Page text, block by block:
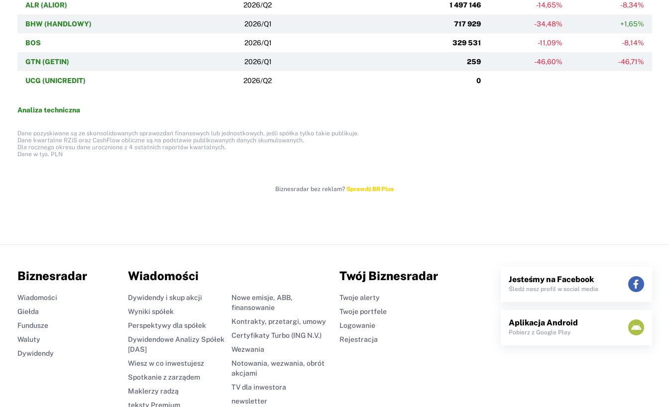
ALR (ALIOR) 2026/Q2 1 497 146 -14,65% -8,34%
BHW (HANDLOWY) 2026/Q1 717 929 -34,48% +1,65%
BOS 2026/Q1 329 531 -11,09% -8,14%
GTN (GETIN) 2026/Q1 259 -46,60% -46,71%
UCG (UNICREDIT) 2026/Q2 0
Analiza techniczna
Dane pozyskiwane są ze skonsolidowanych sprawozdań finansowych lub jednostkowych, jeśli spółka tylko takie publikuje.
Dane kwartalne RZiS oraz CashFlow obliczne są na podstawie publikowanych danych skumulowanych.
Dla rocznego okresu dane urocznione z 4 ostatnich raportów kwartalnych.
Dane w tys. PLN
Biznesradar bez reklam? Sprawdź BR Plus
Biznesradar
Wiadomości
Giełda
Fundusze
Waluty
Dywidendy
Wiadomości
Dywidendy i skup akcji
Wyniki spółek
Perspektywy dla spółek
Dywidendowe Analizy Spółek
[DAS]
Wiesz w co inwestujesz
Spotkanie z zarządem
Maklerzy radzą
teksty Premium
Nowe emisje, ABB,
finansowanie
Kontrakty, przetargi, umowy
Certyfikaty Turbo (ING N.V.)
Wezwania
Notowania, wezwania, obrót
akcjami
TV dla inwestora
newsletter
Twój Biznesradar
Twoje alerty
Twoje portfele
Logowanie
Rejestracja
Jesteśmy na Facebook
Śledź nasz profil w social media
Aplikacja Android
Pobierz z Google Play